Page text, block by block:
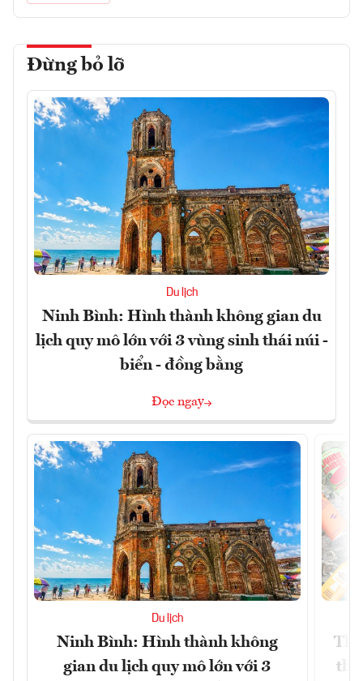
Đừng bỏ lỡ
Du lịch
Ninh Bình: Hình thành không gian du
lịch quy mô lớn với 3 vùng sinh thái núi -
biển - đồng bằng
Đọc ngay
Du lịch
Ninh Bình: Hình thành không
gian du lịch quy mô lớn với 3